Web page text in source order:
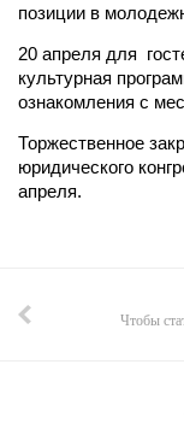
позиции в
20 апреля для
культурная
ознакомления с
Торжественное
юридического
апреля.
Чтобы